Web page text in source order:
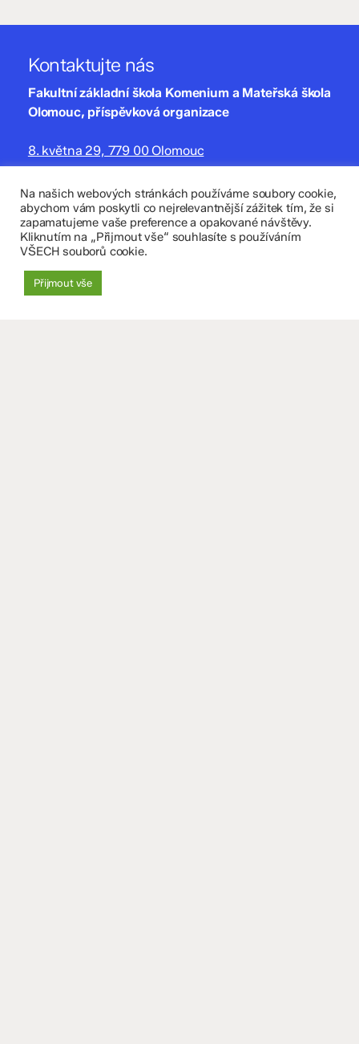
Kontaktujte nás
Fakultní základní škola Komenium a Mateřská škola
Olomouc, příspěvková organizace
8. května 29, 779 00 Olomouc
zskomenium@volny.cz
+420 585 208 220
Důležité údaje
Datová schránka: 4tfmqgq
IČO: 70 631 018
Na našich webových stránkách používáme soubory cookie,
abychom vám poskytli co nejrelevantnější zážitek tím, že si
zapamatujeme vaše preference a opakované návštěvy.
Kliknutím na „Přijmout vše“ souhlasíte s používáním
VŠECH souborů cookie.
Přijmout vše